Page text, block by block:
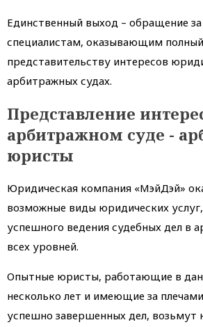
Единственный выход – обращение
специалистам, оказывающим
представительству интересов
арбитражных судах.
Представление
арбитражном суде -
юристы
Юридическая компания «МэйДэй»
возможные виды юридических
успешного ведения судебных дел в
всех уровней.
Опытные юристы, работающие в
несколько лет и имеющие за
успешно завершенных дел, возьмут